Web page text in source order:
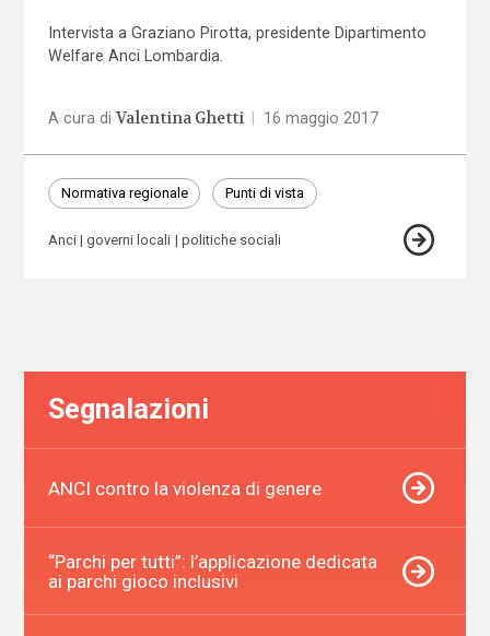
Intervista a Graziano Pirotta, presidente Dipartimento
Welfare Anci Lombardia.
A cura di Valentina Ghetti 16 maggio 2017
Normativa regionale Punti di vista
Anci governi locali politiche sociali
Segnalazioni
ANCI contro la violenza di genere
“Parchi per tutti”: l’applicazione dedicata
ai parchi gioco inclusivi